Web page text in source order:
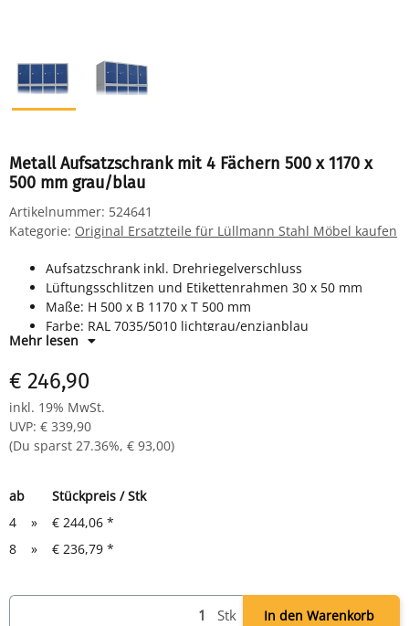
Metall Aufsatzschrank mit 4 Fächern 500 x 1170 x
500 mm grau/blau
Artikelnummer: 524641
Kategorie: Original Ersatzteile für Lüllmann Stahl Möbel kaufen
Aufsatzschrank inkl. Drehriegelverschluss
Lüftungsschlitzen und Etikettenrahmen 30 x 50 mm
Maße: H 500 x B 1170 x T 500 mm
Farbe: RAL 7035/5010 lichtgrau/enzianblau
komplett montiert, keine Montage notwendig
Mehr lesen
€ 246,90
inkl. 19% MwSt.
UVP: € 339,90
(Du sparst 27.36%, € 93,00)
ab
Stückpreis / Stk
4
» € 244,06 *
8
» € 236,79 *
Stk In den Warenkorb